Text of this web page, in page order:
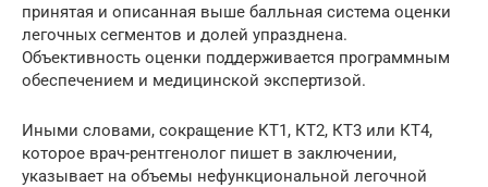
принятая и описанная выше балльная система оценки
легочных сегментов и долей упразднена.
Объективность оценки поддерживается программным
обеспечением и медицинской экспертизой.
Иными словами, сокращение КТ1, КТ2, КТ3 или КТ4,
которое врач-рентгенолог пишет в заключении,
указывает на объемы нефункциональной легочной